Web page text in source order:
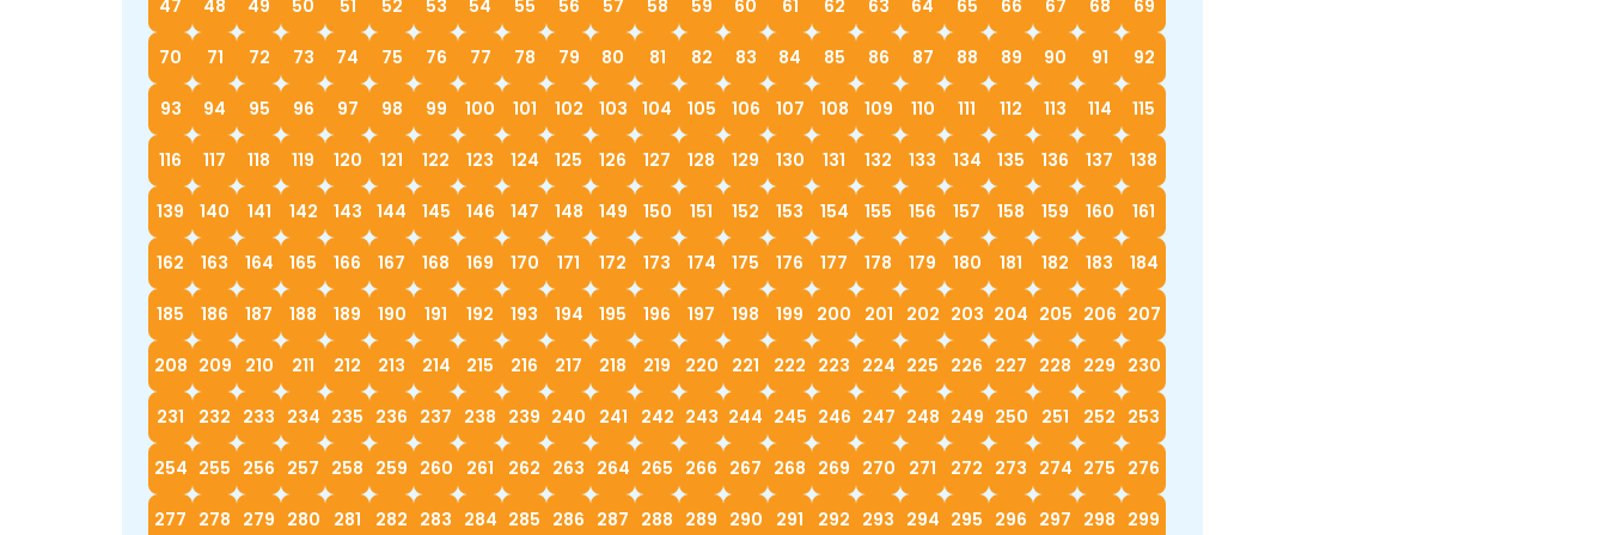
47 48 49 50 51 52 53 54 55 56 57 58 59 60 61 62 63 64 65 66 67 68 69
70 71 72 73 74 75 76 77 78 79 80 81 82 83 84 85 86 87 88 89 90 91 92
93 94 95 96 97 98 99 100 101 102 103 104 105 106 107 108 109 110 111 112 113 114 115
116 117 118 119 120 121 122 123 124 125 126 127 128 129 130 131 132 133 134 135 136 137 138
139 140 141 142 143 144 145 146 147 148 149 150 151 152 153 154 155 156 157 158 159 160 161
162 163 164 165 166 167 168 169 170 171 172 173 174 175 176 177 178 179 180 181 182 183 184
185 186 187 188 189 190 191 192 193 194 195 196 197 198 199 200 201 202 203 204 205 206 207
208 209 210 211 212 213 214 215 216 217 218 219 220 221 222 223 224 225 226 227 228 229 230
231 232 233 234 235 236 237 238 239 240 241 242 243 244 245 246 247 248 249 250 251 252 253
254 255 256 257 258 259 260 261 262 263 264 265 266 267 268 269 270 271 272 273 274 275 276
277 278 279 280 281 282 283 284 285 286 287 288 289 290 291 292 293 294 295 296 297 298 299